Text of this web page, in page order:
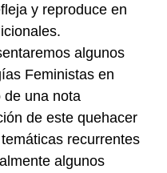
y reproduce en
algunos
Feministas en
de una nota
de este quehacer
recurrentes
algunos